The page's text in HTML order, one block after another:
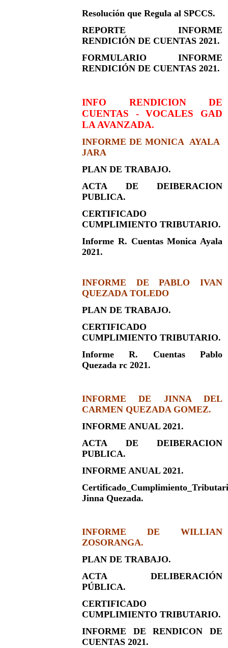
Resolución que Regula al SPCCS.
REPORTE INFORME
RENDICIÓN DE CUENTAS 2021.
FORMULARIO INFORME
RENDICIÓN DE CUENTAS 2021.
INFO RENDICION DE
CUENTAS - VOCALES GAD
LA AVANZADA.
INFORME DE MONICA AYALA
JARA
PLAN DE TRABAJO.
ACTA DE DEIBERACION
PUBLICA.
CERTIFICADO
CUMPLIMIENTO TRIBUTARIO.
Informe R. Cuentas Monica Ayala
2021.
INFORME DE PABLO IVAN
QUEZADA TOLEDO
PLAN DE TRABAJO.
CERTIFICADO
CUMPLIMIENTO TRIBUTARIO.
Informe R. Cuentas Pablo
Quezada rc 2021.
INFORME DE JINNA DEL
CARMEN QUEZADA GOMEZ.
INFORME ANUAL 2021.
ACTA DE DEIBERACION
PUBLICA.
INFORME ANUAL 2021.
Jinna Quezada.
INFORME DE WILLIAN
ZOSORANGA.
PLAN DE TRABAJO.
ACTA DELIBERACIÓN
PÚBLICA.
CERTIFICADO
CUMPLIMIENTO TRIBUTARIO.
INFORME DE RENDICON DE
CUENTAS 2021.